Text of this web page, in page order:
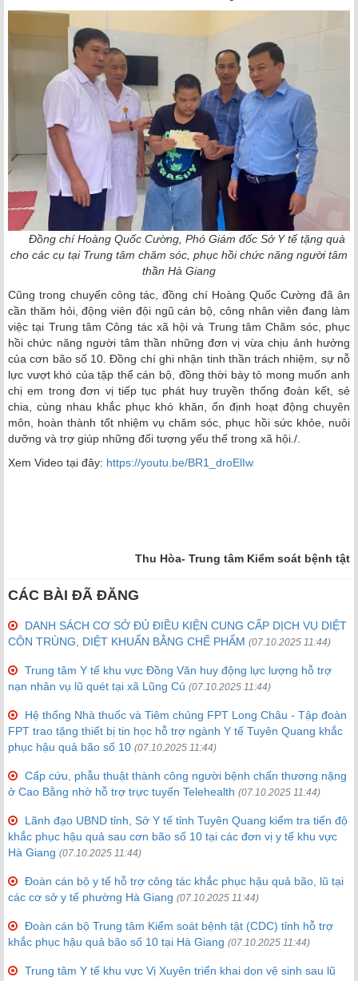
Đồng chí Hoàng Quốc Cường, Phó Giám đốc Sở Y tế tặng quà
cho các cụ tại Trung tâm chăm sóc, phục hồi chức năng người tâm
thần Hà Giang
Cũng trong chuyến công tác, đồng chí Hoàng Quốc Cường đã ân
cần thăm hỏi, động viên đội ngũ cán bộ, công nhân viên đang làm
việc tại Trung tâm Công tác xã hội và Trung tâm Chăm sóc, phục
hồi chức năng người tâm thần những đơn vị vừa chịu ảnh hưởng
của cơn bão số 10. Đồng chí ghi nhận tinh thần trách nhiệm, sự nỗ
lực vượt khó của tập thể cán bộ, đồng thời bày tỏ mong muốn anh
chị em trong đơn vị tiếp tục phát huy truyền thống đoàn kết, sẻ
chia, cùng nhau khắc phục khó khăn, ổn định hoạt động chuyên
môn, hoàn thành tốt nhiệm vụ chăm sóc, phục hồi sức khỏe, nuôi
dưỡng và trợ giúp những đối tượng yếu thế trong xã hội./.
Xem Video tại đây: https://youtu.be/BR1_droElIw
Thu Hòa- Trung tâm Kiểm soát bệnh tật
CÁC BÀI ĐÃ ĐĂNG
DANH SÁCH CƠ SỞ ĐỦ ĐIỀU KIỆN CUNG CẤP DỊCH VỤ DIỆT
CÔN TRÙNG, DIỆT KHUẨN BẰNG CHẾ PHẨM (07.10.2025 11:44)
Trung tâm Y tế khu vực Đồng Văn huy động lực lượng hỗ trợ
nạn nhân vụ lũ quét tại xã Lũng Cú (07.10.2025 11:44)
Hệ thống Nhà thuốc và Tiêm chủng FPT Long Châu - Tập đoàn
FPT trao tặng thiết bị tin học hỗ trợ ngành Y tế Tuyên Quang khắc
phục hậu quả bão số 10 (07.10.2025 11:44)
Cấp cứu, phẫu thuật thành công người bệnh chấn thương nặng
ở Cao Bằng nhờ hỗ trợ trực tuyến Telehealth (07.10.2025 11:44)
Lãnh đạo UBND tỉnh, Sở Y tế tỉnh Tuyên Quang kiểm tra tiến độ
khắc phục hậu quả sau cơn bão số 10 tại các đơn vị y tế khu vực
Hà Giang (07.10.2025 11:44)
Đoàn cán bộ y tế hỗ trợ công tác khắc phục hậu quả bão, lũ tại
các cơ sở y tế phường Hà Giang (07.10.2025 11:44)
Đoàn cán bộ Trung tâm Kiểm soát bệnh tật (CDC) tỉnh hỗ trợ
khắc phục hậu quả bão số 10 tại Hà Giang (07.10.2025 11:44)
Trung tâm Y tế khu vực Vị Xuyên triển khai dọn vệ sinh sau lũ